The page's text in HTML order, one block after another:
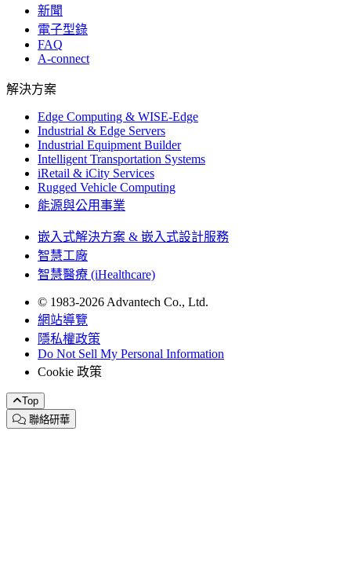
新聞
電子型錄
FAQ
A-connect
解決方案
Edge Computing & WISE-Edge
Industrial & Edge Servers
Industrial Equipment Builder
Intelligent Transportation Systems
iRetail & iCity Services
Rugged Vehicle Computing
能源與公用事業
嵌入式解決方案 & 嵌入式設計服務
智慧工廠
智慧醫療 (iHealthcare)
© 1983-2026 Advantech Co., Ltd.
網站導覽
隱私權政策
Do Not Sell My Personal Information
Cookie 政策
Top
聯絡研華